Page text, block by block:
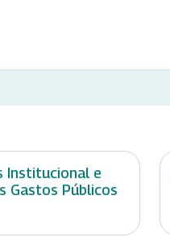
Institucional e
Gastos Públicos